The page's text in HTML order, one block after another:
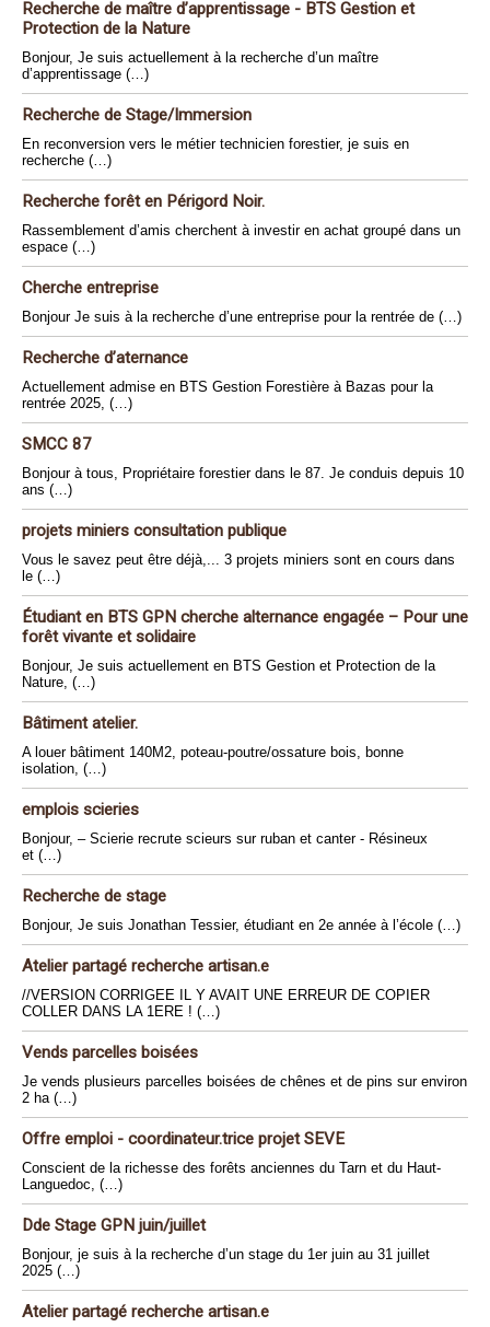
Recherche de maître d’apprentissage - BTS Gestion et
Protection de la Nature
Bonjour, Je suis actuellement à la recherche d’un maître
d’apprentissage (…)
Recherche de Stage/Immersion
En reconversion vers le métier technicien forestier, je suis en
recherche (…)
Recherche forêt en Périgord Noir.
Rassemblement d’amis cherchent à investir en achat groupé dans un
espace (…)
Cherche entreprise
Bonjour Je suis à la recherche d’une entreprise pour la rentrée de (…)
Recherche d’aternance
Actuellement admise en BTS Gestion Forestière à Bazas pour la
rentrée 2025, (…)
SMCC 87
Bonjour à tous, Propriétaire forestier dans le 87. Je conduis depuis 10
ans (…)
projets miniers consultation publique
Vous le savez peut être déjà,... 3 projets miniers sont en cours dans
le (…)
Étudiant en BTS GPN cherche alternance engagée – Pour une
forêt vivante et solidaire
Bonjour, Je suis actuellement en BTS Gestion et Protection de la
Nature, (…)
Bâtiment atelier.
A louer bâtiment 140M2, poteau-poutre/ossature bois, bonne
isolation, (…)
emplois scieries
Bonjour, – Scierie recrute scieurs sur ruban et canter - Résineux
et (…)
Recherche de stage
Bonjour, Je suis Jonathan Tessier, étudiant en 2e année à l’école (…)
Atelier partagé recherche artisan.e
//VERSION CORRIGEE IL Y AVAIT UNE ERREUR DE COPIER
COLLER DANS LA 1ERE ! (…)
Vends parcelles boisées
Je vends plusieurs parcelles boisées de chênes et de pins sur environ
2 ha (…)
Offre emploi - coordinateur.trice projet SEVE
Conscient de la richesse des forêts anciennes du Tarn et du Haut-
Languedoc, (…)
Dde Stage GPN juin/juillet
Bonjour, je suis à la recherche d’un stage du 1er juin au 31 juillet
2025 (…)
Atelier partagé recherche artisan.e